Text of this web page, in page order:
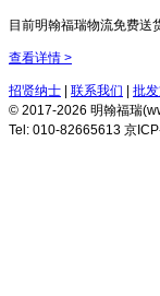
目前明翰福瑞物流免费送
查看详情 >
招贤纳士 | 联系我们 | 批
© 2017-2026 明翰福瑞
Tel: 010-82665613 京